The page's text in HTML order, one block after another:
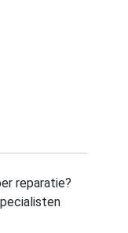
reparatie?